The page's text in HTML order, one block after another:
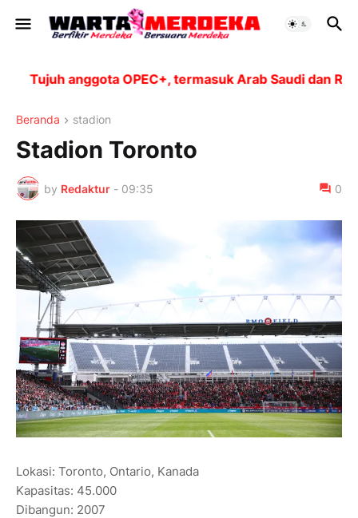
Tujuh anggota OPEC+, termasuk Arab Saudi dan
Beranda stadion
Stadion Toronto
by Redaktur - 09:35 0
Lokasi: Toronto, Ontario, Kanada
Kapasitas: 45.000
Dibangun: 2007